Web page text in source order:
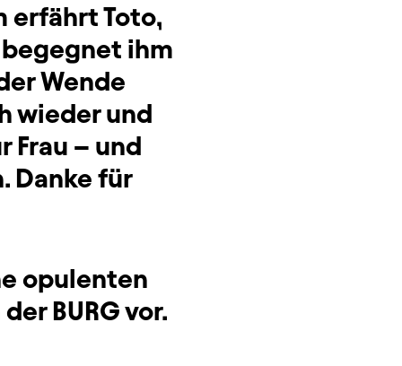
erfährt Toto,
ihm
Wende
wieder und
Frau – und
Danke für
opulenten
BURG vor.